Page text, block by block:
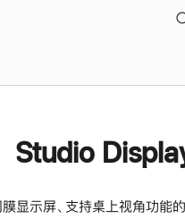
Studio
显示屏、支持桌上视角功能